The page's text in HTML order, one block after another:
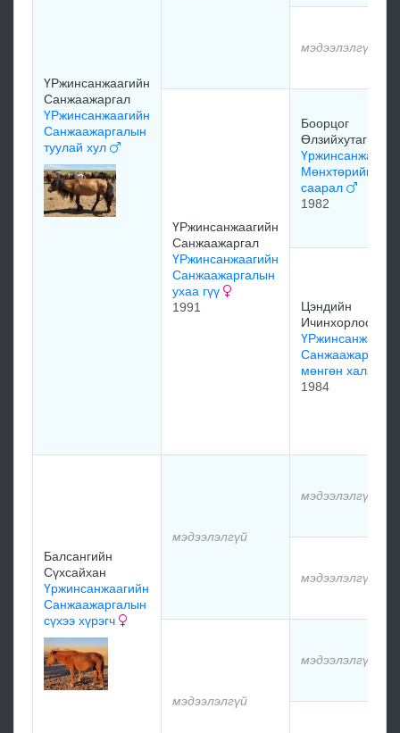
ҮРжинсанжаагийн
Санжаажаргал
ҮРжинсанжаагийн
Санжаажаргалын
туулай хул
мэдээлэлгүй
ҮРжинсанжаагийн
Санжаажаргал
ҮРжинсанжаагийн
Санжаажаргалын
ухаа гүү
1991
Боорцог
Өлзийхутаг
Мөнхтөрийн
саарал
1982
Цэндийн
Ичинхорлоо
мөнгөн халзагч
1984
Балсангийн
Сүхсайхан
Үржинсанжаагийн
Санжаажаргалын
сүхээ хүрэгч
мэдээлэлгүй
мэдээлэлгүй
мэдээлэлгүй
мэдээлэлгүй
мэдээлэлгүй